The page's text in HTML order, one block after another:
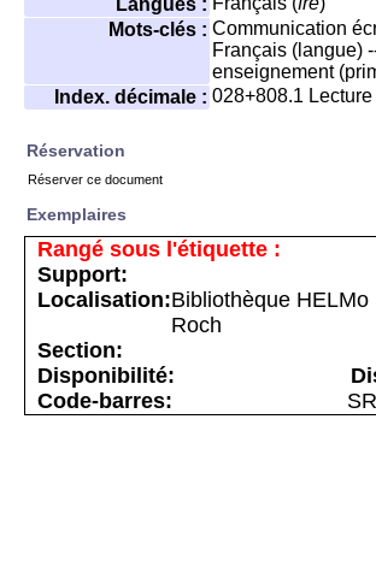
Langues :
Mots-clés : Communication
Français (langue)
enseignement
Index. décimale : 028+808.1
Réservation
Réserver ce document
Exemplaires
Bibliothèque HELMo
Roch